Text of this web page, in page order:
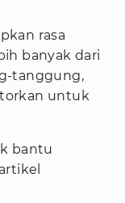
rasa
banyak dari
tanggung,
untuk
bantu